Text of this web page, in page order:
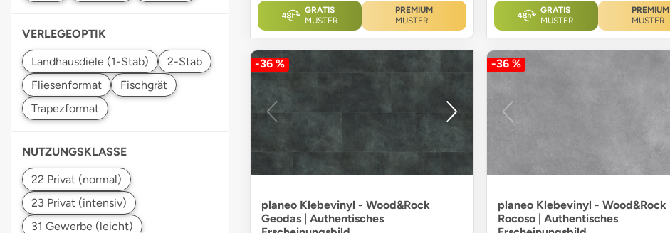
VERLEGEOPTIK
NUTZUNGSKLASSE
GRATIS
MUSTER
PREMIUM
MUSTER
GRATIS
MUSTER
PREMIUM
MUSTER
-36 %
planeo Klebevinyl - Wood&Rock
Geodas | Authentisches
-36 %
planeo Klebevinyl - Wood&Rock
Rocoso | Authentisches